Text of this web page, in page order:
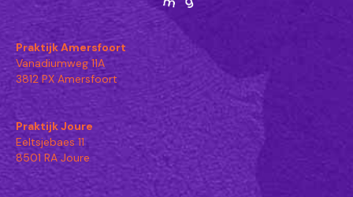
Praktijk Amersfoort
Vanadiumweg 11A
3812 PX Amersfoort
Praktijk Joure
Eeltsjebaes 11
8501 RA Joure